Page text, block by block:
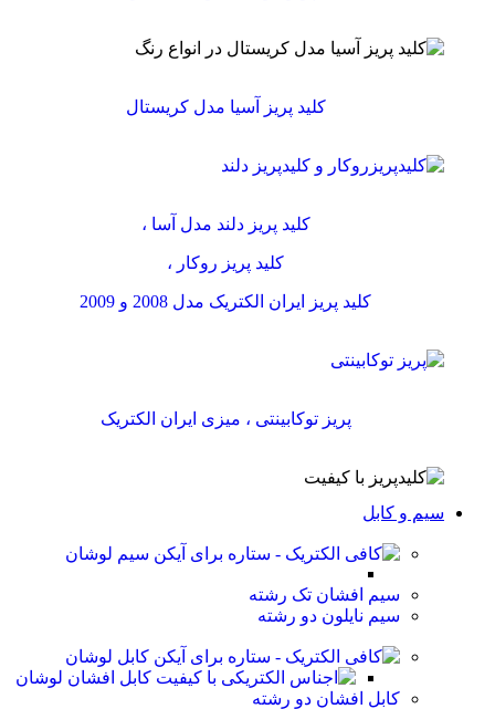
کلید پریز آسیا مدل کریستال
کلید پریز دلند مدل آسا ،
کلید پریز روکار ،
کلید پریز ایران الکتریک مدل 2008 و 2009
پریز توکابینتی ، میزی ایران الکتریک
سیم و کابل
سیم لوشان
سیم افشان تک رشته
سیم نایلون دو رشته
کابل لوشان
کابل افشان لوشان
کابل افشان دو رشته